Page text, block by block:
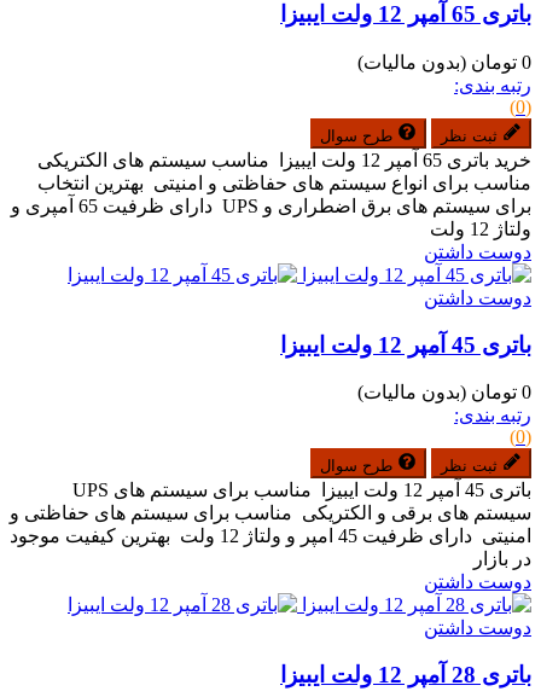
باتری 65 آمپر 12 ولت ایبیزا
0 تومان
(بدون مالیات)
رتبه بندی:
(0)
ثبت نظر طرح سوال
خرید باتری 65 آمپر 12 ولت ایبیزا مناسب سیستم های الکتریکی
مناسب برای انواع سیستم های حفاظتی و امنیتی بهترین انتخاب
برای سیستم های برق اضطراری و UPS دارای ظرفیت 65 آمپری و
ولتاژ 12 ولت
دوست داشتن
دوست داشتن
باتری 45 آمپر 12 ولت ایبیزا
0 تومان
(بدون مالیات)
رتبه بندی:
(0)
ثبت نظر طرح سوال
سیستم های برقی و الکتریکی مناسب برای سیستم های حفاظتی و
امنیتی دارای ظرفیت 45 امپر و ولتاژ 12 ولت بهترین کیفیت موجود
در بازار
دوست داشتن
دوست داشتن
باتری 28 آمپر 12 ولت ایبیزا